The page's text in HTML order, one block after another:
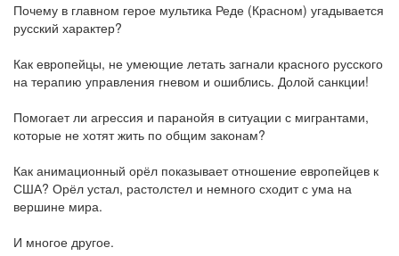
Почему в главном герое мультика Реде (Красном) угадывается
русский характер?
Как европейцы, не умеющие летать загнали красного русского
на терапию управления гневом и ошиблись. Долой санкции!
Помогает ли агрессия и паранойя в ситуации с мигрантами,
которые не хотят жить по общим законам?
Как анимационный орёл показывает отношение европейцев к
США? Орёл устал, растолстел и немного сходит с ума на
вершине мира.
И многое другое.